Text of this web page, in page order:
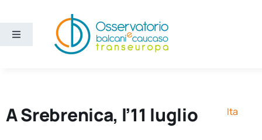
contenuto
Toggle
A Srebrenica, l’11 luglio Ita